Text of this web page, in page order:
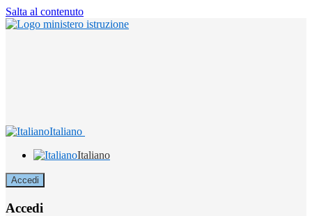
Salta al contenuto
Italiano
Italiano
Accedi
Accedi